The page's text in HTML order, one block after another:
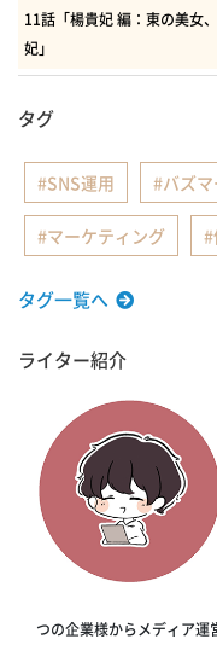
11話「楊貴妃 編：東の美女
妃」
タグ
SNS運用 バズ
マーケティング
タグ一覧へ
ライター紹介
つの企業様からメディア